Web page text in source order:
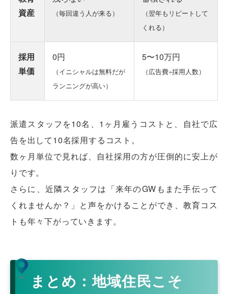
資産
（毎回違う人が来る）
（翌年もリピートして
くれる）
採用
単価
0円
（イニシャルは無料だが
ランニングが高い）
5〜10万円
（広告費÷採用人数）
派遣スタッフを10名、1ヶ月雇うコストと、自社で広
告を出して10名採用するコスト。
数ヶ月単位で見れば、自社採用の方が圧倒的に安上が
りです。
さらに、近隣スタッフは「来年のGWもまた手伝って
くれませんか？」と声をかけることができ、教育コス
トも年々下がっていきます。
まとめ：地域住民こそ